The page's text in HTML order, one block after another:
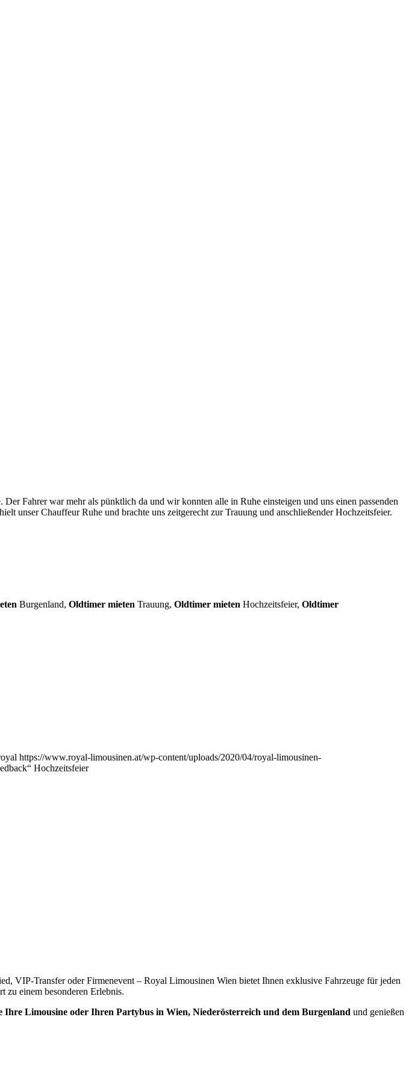
Fahrer war mehr als pünktlich da und wir konnten alle in Ruhe einsteigen und uns einen passenden
unser Chauffeur Ruhe und brachte uns zeitgerecht zur Trauung und anschließender Hochzeitsfeier.
Burgenland, Oldtimer mieten Trauung, Oldtimer mieten Hochzeitsfeier, Oldtimer
https://www.royal-limousinen.at/wp-content/uploads/2020/04/royal-limousinen-
Hochzeitsfeier
VIP-Transfer oder Firmenevent – Royal Limousinen Wien bietet Ihnen exklusive Fahrzeuge für jeden
zu einem besonderen Erlebnis.
Ihre Limousine oder Ihren Partybus in Wien, Niederösterreich und dem Burgenland und genießen